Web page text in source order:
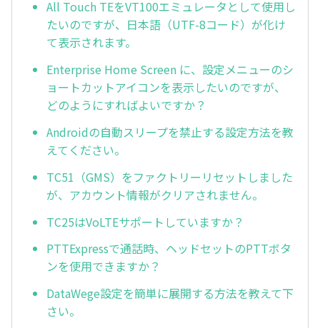
All Touch TEをVT100エミュレータとして使用し
たいのですが、日本語（UTF-8コード）が化け
て表示されます。
Enterprise Home Screen に、設定メニューのシ
ョートカットアイコンを表示したいのですが、
どのようにすればよいですか？
Androidの自動スリープを禁止する設定方法を教
えてください。
TC51（GMS）をファクトリーリセットしました
が、アカウント情報がクリアされません。
TC25はVoLTEサポートしていますか？
PTTExpressで通話時、ヘッドセットのPTTボタ
ンを使用できますか？
DataWege設定を簡単に展開する方法を教えて下
さい。